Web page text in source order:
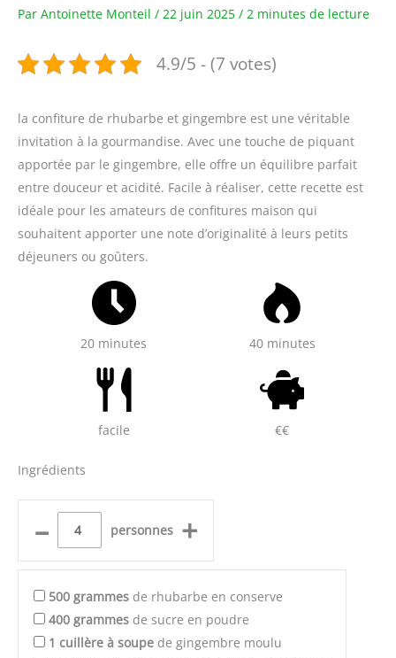
Par Antoinette Monteil / 22 juin 2025 / 2 minutes de lecture
4.9/5 - (7 votes)
la confiture de rhubarbe et gingembre est une véritable
invitation à la gourmandise. Avec une touche de piquant
apportée par le gingembre, elle offre un équilibre parfait
entre douceur et acidité. Facile à réaliser, cette recette est
idéale pour les amateurs de confitures maison qui
souhaitent apporter une note d’originalité à leurs petits
déjeuners ou goûters.
20 minutes 40 minutes
facile €€
Ingrédients
– personnes +
500 grammes de rhubarbe en conserve
400 grammes de sucre en poudre
1 cuillère à soupe de gingembre moulu